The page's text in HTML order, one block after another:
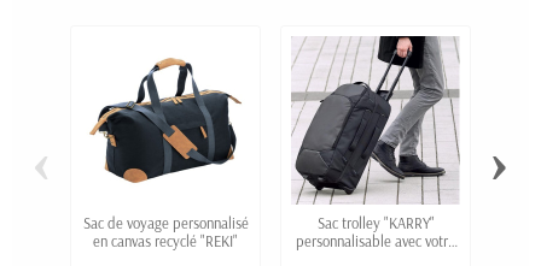
Sac de voyage personnalisé
en canvas recyclé "REKI"
Sac trolley "KARRY"
personnalisable avec votre
‹ ›